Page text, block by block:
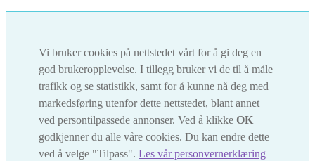
Vi bruker cookies på nettstedet vårt for å gi deg en
god brukeropplevelse. I tillegg bruker vi de til å måle
trafikk og se statistikk, samt for å kunne nå deg med
markedsføring utenfor dette nettstedet, blant annet
ved persontilpassede annonser. Ved å klikke OK
godkjenner du alle våre cookies. Du kan endre dette
ved å velge "Tilpass". Les vår personvernerklæring